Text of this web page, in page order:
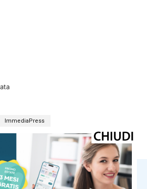
ImmediaPress